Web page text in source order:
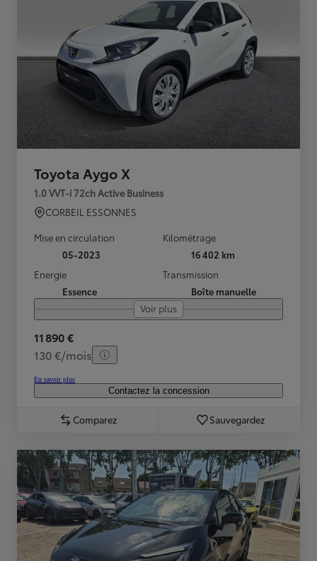
Toyota Aygo X
1.0 VVT-i 72ch Active Business
CORBEIL ESSONNES
Mise en circulation
05-2023
Kilométrage
16 402 km
Energie
Essence
Transmission
Boîte manuelle
Voir plus
11 890 €
130 €/mois
En savoir plus
Contactez la concession
Comparez Sauvegardez